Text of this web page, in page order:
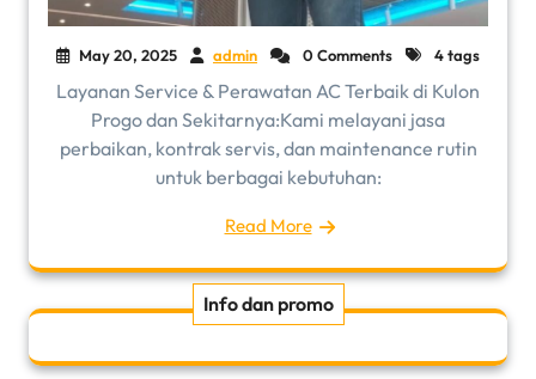
May 20, 2025 admin 0 Comments 4 tags
Layanan Service & Perawatan AC Terbaik di Kulon
Progo dan Sekitarnya:Kami melayani jasa
perbaikan, kontrak servis, dan maintenance rutin
untuk berbagai kebutuhan:
Read More
Info dan promo